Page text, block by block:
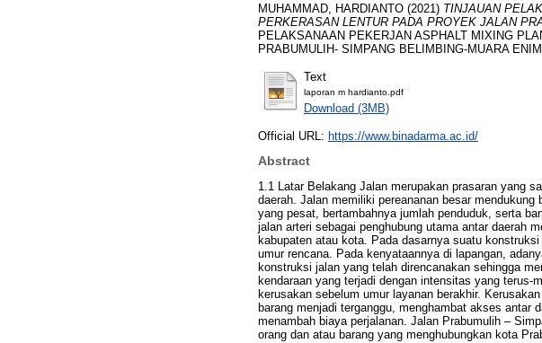
MUHAMMAD, HARDIANTO (2021) TINJAUAN
PERKERASAN LENTUR PADA PROYEK JALAN
PELAKSANAAN PEKERJAN ASPHALT MIXING
PRABUMULIH- SIMPANG BELIMBING-MUARA ENIM.
Text
laporan m hardianto.pdf
Download (3MB)
Official URL: https://www.binadarma.ac.id/
Abstract
1.1 Latar Belakang Jalan merupakan prasaran yang
daerah. Jalan memiliki pereananan besar
yang pesat, bertambahnya jumlah penduduk, serta
jalan arteri sebagai penghubung utama antar daerah
kabupaten atau kota. Pada dasarnya suatu
umur rencana. Pada kenyataannya di lapangan,
konstruksi jalan yang telah direncanakan sehingga
kendaraan yang terjadi dengan intensitas yang
kerusakan sebelum umur layanan berakhir.
barang menjadi terganggu, menghambat akses antar
menambah biaya perjalanan. Jalan Prabumulih –
orang dan atau barang yang menghubungkan kota